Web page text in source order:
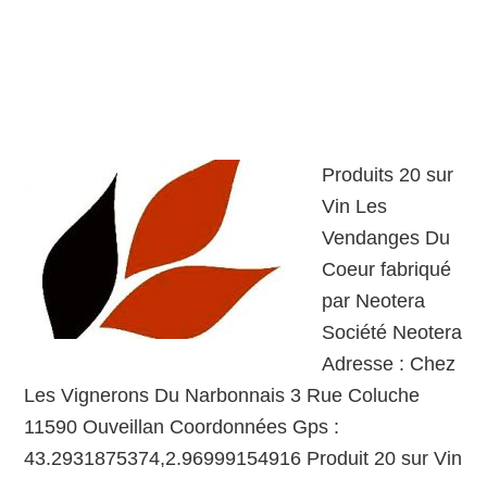
Produits 20 sur
Vin Les
Vendanges Du
Coeur fabriqué
par Neotera
Société Neotera
Adresse : Chez
Les Vignerons Du Narbonnais 3 Rue Coluche
11590 Ouveillan Coordonnées Gps :
43.2931875374,2.96999154916 Produit 20 sur Vin